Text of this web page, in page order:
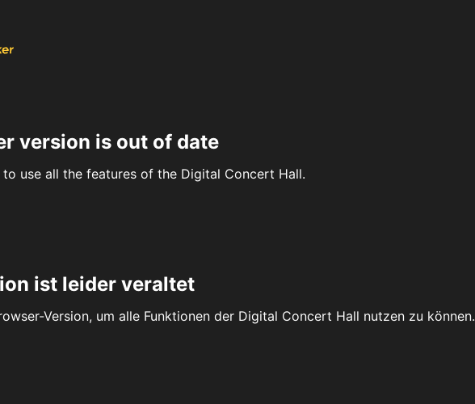
version is out of date
use all the features of the Digital Concert Hall.
ist leider veraltet
Version, um alle Funktionen der Digital Concert Hall nutzen zu können.